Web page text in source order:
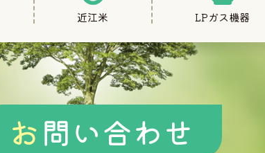
近江米 LPガス機器
お問い合わせ